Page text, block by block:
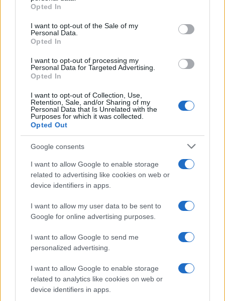
Please note that this website/app uses one or more Google
services and may gather and store information including but
not limited to your visit or usage behaviour. You may click to
grant or deny consent to Google and its third-party tags to
consent section.
Opted In
I want to opt-out of the Sale of my
Personal Data.
Opted In
I want to opt-out of processing my
Personal Data for Targeted Advertising.
Opted In
I want to opt-out of Collection, Use,
Retention, Sale, and/or Sharing of my
Personal Data that Is Unrelated with the
Purposes for which it was collected.
Opted Out
Google consents
I want to allow Google to enable storage
related to advertising like cookies on web or
device identifiers in apps.
I want to allow my user data to be sent to
Google for online advertising purposes.
I want to allow Google to send me
personalized advertising.
I want to allow Google to enable storage
related to analytics like cookies on web or
device identifiers in apps.
InvestirMag
Germania
Investieren24
UK
News Hub UK
Investeren 24